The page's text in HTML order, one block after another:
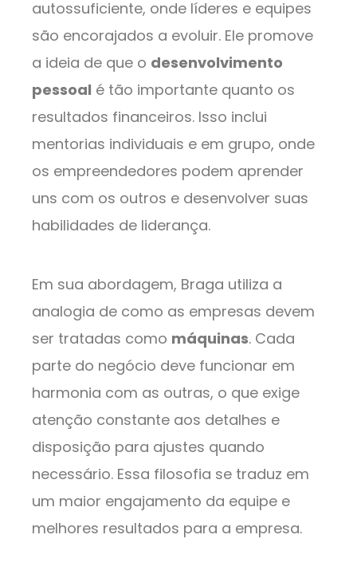
autossuficiente, onde líderes e equipes
são encorajados a evoluir. Ele promove
a ideia de que o desenvolvimento
pessoal é tão importante quanto os
resultados financeiros. Isso inclui
mentorias individuais e em grupo, onde
os empreendedores podem aprender
uns com os outros e desenvolver suas
habilidades de liderança.
Em sua abordagem, Braga utiliza a
analogia de como as empresas devem
ser tratadas como máquinas. Cada
parte do negócio deve funcionar em
harmonia com as outras, o que exige
atenção constante aos detalhes e
disposição para ajustes quando
necessário. Essa filosofia se traduz em
um maior engajamento da equipe e
melhores resultados para a empresa.